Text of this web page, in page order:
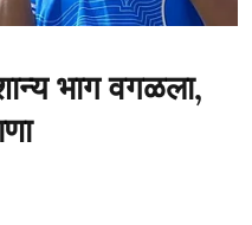
भाग वगळला,